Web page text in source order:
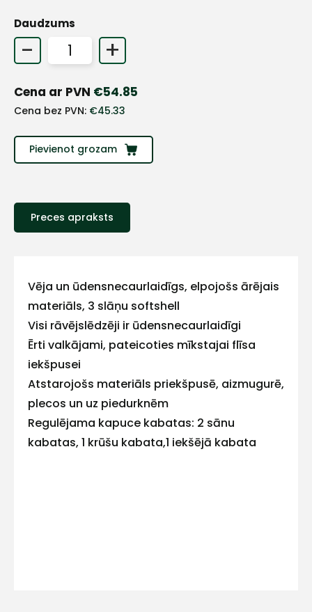
Daudzums
- +
Cena ar PVN €54.85
Cena bez PVN: €45.33
Pievienot grozam
Preces apraksts
Vēja un ūdensnecaurlaidīgs, elpojošs ārējais
materiāls, 3 slāņu softshell
Visi rāvējslēdzēji ir ūdensnecaurlaidīgi
Ērti valkājami, pateicoties mīkstajai flīsa
iekšpusei
Atstarojošs materiāls priekšpusē, aizmugurē,
plecos un uz piedurknēm
Regulējama kapuce kabatas: 2 sānu
kabatas, 1 krūšu kabata,1 iekšējā kabata
ar
mums!
iespējas
ātrāk
Vārds
+